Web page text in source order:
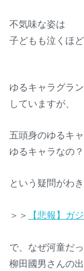
不気味な姿は
子どもも泣くほ
ゆるキャラグラ
していますが、
五頭身のゆるキ
ゆるキャラなの？
という疑問がわ
＞＞ 【悲報】ガ
で、なぜ河童だ
柳田國男さんの